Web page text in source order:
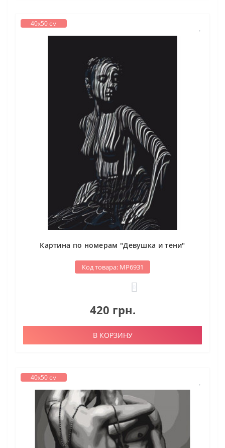
40х50 см
Картина по номерам "Девушка и тени"
Код товара: МР6931
420 грн.
В КОРЗИНУ
40х50 см